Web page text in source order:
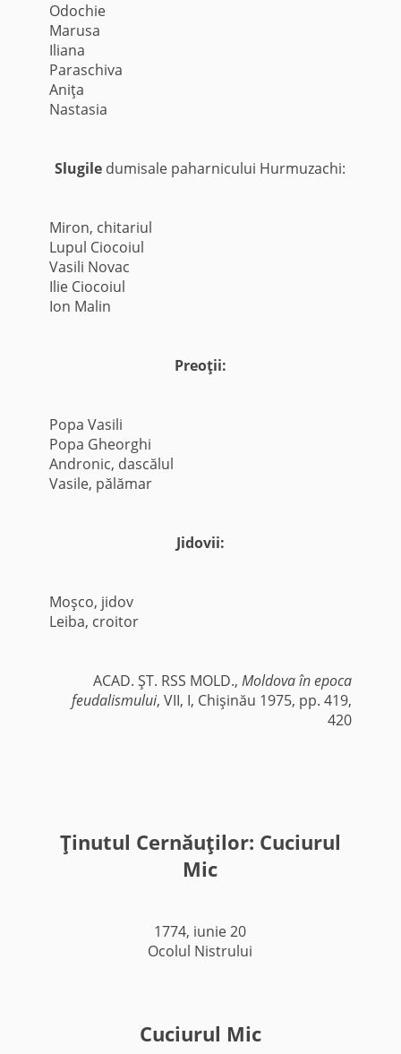
Odochie
Marusa
Iliana
Paraschiva
Aniţa
Nastasia
Slugile dumisale paharnicului Hurmuzachi:
Miron, chitariul
Lupul Ciocoiul
Vasili Novac
Ilie Ciocoiul
Ion Malin
Preoţii:
Popa Vasili
Popa Gheorghi
Andronic, dascălul
Vasile, pălămar
Jidovii:
Moşco, jidov
Leiba, croitor
ACAD. ŞT. RSS MOLD.,Moldova în epoca
feudalismului, VII, I, Chişinău 1975, pp. 419,
420
Ţinutul Cernăuţilor: Cuciurul
Mic
1774, iunie 20
Ocolul Nistrului
Cuciurul Mic